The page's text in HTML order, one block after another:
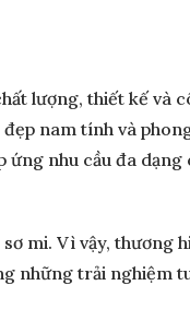
lượng, thiết kế và
nam tính và
nhu cầu đa dạng
mi. Vì vậy, thương
những trải nghiệm